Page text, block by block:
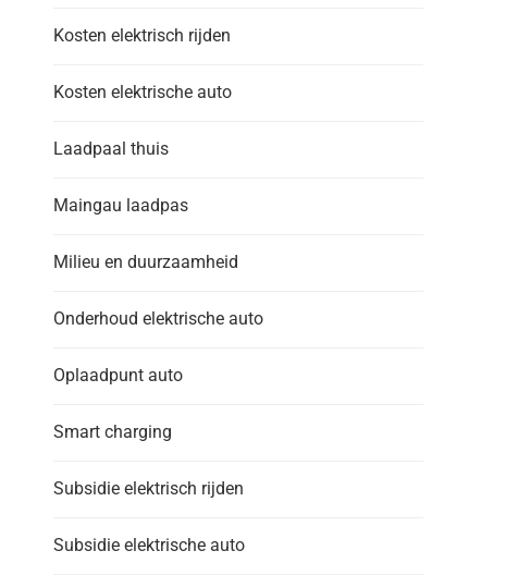
Kosten elektrisch rijden
Kosten elektrische auto
Laadpaal thuis
Maingau laadpas
Milieu en duurzaamheid
Onderhoud elektrische auto
Oplaadpunt auto
Smart charging
Subsidie elektrisch rijden
Subsidie elektrische auto